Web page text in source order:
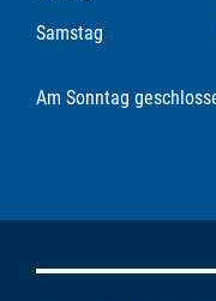
Samstag
Am Sonntag